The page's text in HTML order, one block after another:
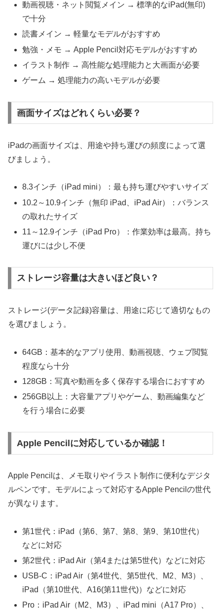
動画視聴・ネット閲覧メイン → 標準的なiPad(無印)
で十分
読書メイン → 軽量なモデルがおすすめ
勉強・メモ → Apple Pencil対応モデルがおすすめ
イラスト制作 → 高性能な処理能力と大画面が必要
ゲーム → 処理能力の高いモデルが必要
画面サイズはどれくらい必要？
iPadの画面サイズは、用途や持ち運びの頻度によって選
びましょう。
8.3インチ（iPad mini）：最も持ち運びやすいサイズ
10.2～10.9インチ（無印 iPad、iPad Air）：バランス
の取れたサイズ
11～12.9インチ（iPad Pro）：作業効率は最高。持ち
運びには少し不便
ストレージ容量は大きいほど良い？
ストレージ(データ記録)容量は、用途に応じて適切なもの
を選びましょう。
64GB：基本的なアプリ使用、動画視聴、ウェブ閲覧
程度なら十分
128GB：写真や動画を多く保存する場合におすすめ
256GB以上：大容量アプリやゲーム、動画編集など
を行う場合に必要
Apple Pencilに対応しているか確認！
Apple Pencilは、メモ取りやイラスト制作に便利なデジタ
ルペンです。モデルによって対応するApple Pencilの世代
が異なります。
第1世代：iPad（第6、第7、第8、第9、第10世代）
などに対応
第2世代：iPad Air（第4または第5世代）などに対応
USB-C：iPad Air（第4世代、第5世代、M2、M3）、
iPad（第10世代、A16(第11世代)）などに対応
Pro：iPad Air（M2、M3）、iPad mini（A17 Pro）、